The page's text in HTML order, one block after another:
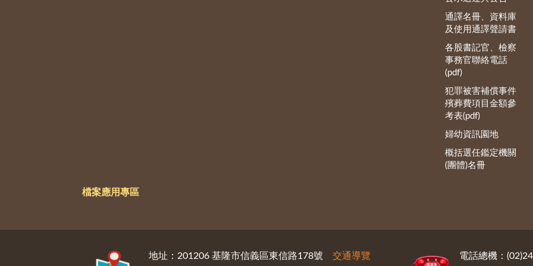
通譯名冊、資料庫
及使用通譯聲請書
各股書記官、檢察
事務官聯絡電話
(pdf)
犯罪被害補償事件
殯葬費項目金額參
考表(pdf)
婦幼資訊園地
概括選任鑑定機關
(團體)名冊
檔案應用專區
地址：201206 基隆市信義區東信路178號 交通導覽 電話總機：